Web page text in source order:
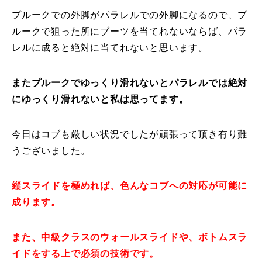
プルークでの外脚がパラレルでの外脚になるので、プ
ルークで狙った所にブーツを当てれないならば、パラ
レルに成ると絶対に当てれないと思います。
またプルークでゆっくり滑れないとパラレルでは絶対
にゆっくり滑れないと私は思ってます。
今日はコブも厳しい状況でしたが頑張って頂き有り難
うございました。
縦スライドを極めれば、色んなコブへの対応が可能に
成ります。
また、中級クラスのウォールスライドや、ボトムスラ
イドをする上で必須の技術です。